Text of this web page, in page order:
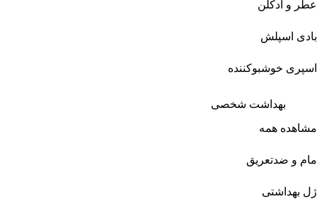
عطر و ادکلن
بادی اسپلش
اسپری خوشبوکننده
بهداشت شخصی
مشاهده همه
مام و ضدتعریق
ژل بهداشتی